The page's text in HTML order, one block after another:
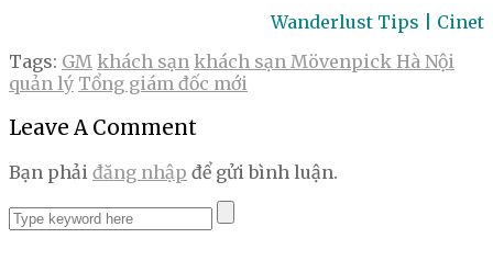
Wanderlust Tips | Cinet
Tags: GM khách sạn khách sạn Mövenpick Hà Nội
quản lý Tổng giám đốc mới
Leave A Comment
Bạn phải đăng nhập để gửi bình luận.